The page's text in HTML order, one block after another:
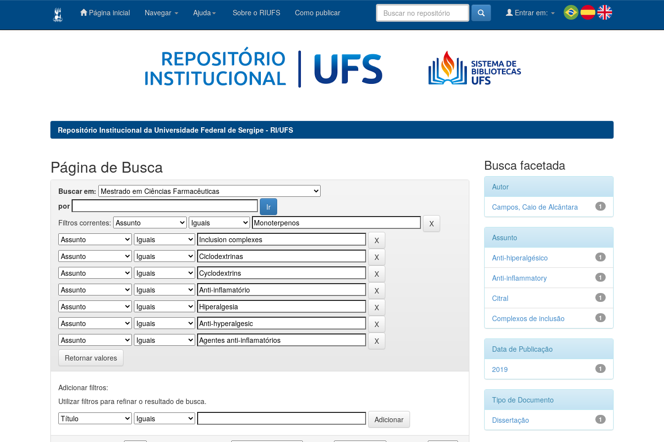
Página inicial Navegar Ajuda Sobre o RIUFS Como publicar Entrar em:
Repositório Institucional da Universidade Federal de Sergipe - RI/UFS
Página de Busca
Buscar em:
por
Filtros correntes:
Retornar valores
Adicionar filtros:
Utilizar filtros para refinar o resultado de busca.
Busca facetada
Autor
1
Campos, Caio de Alcântara
Assunto
1
Anti-hiperalgésico
1
Anti-inflammatory
1
Citral
1
Complexos de inclusão
Data de Publicação
1
2019
Tipo de Documento
1
Dissertação